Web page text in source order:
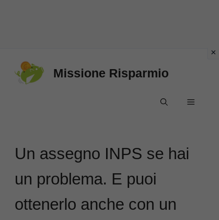
Missione Risparmio
Menu
Un assegno INPS se hai
un problema. E puoi
ottenerlo anche con un